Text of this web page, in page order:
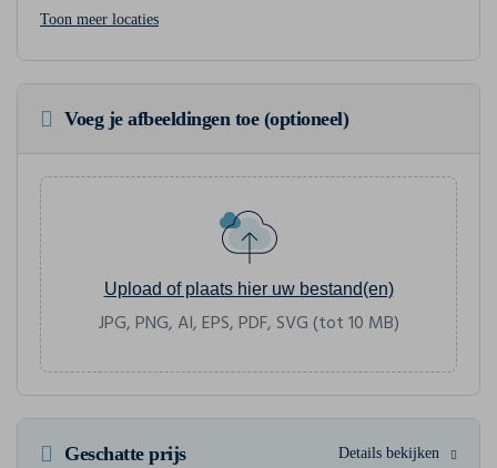
Toon meer locaties
Voeg je afbeeldingen toe (optioneel)
Upload of plaats hier uw bestand(en)
JPG, PNG, AI, EPS, PDF, SVG (tot 10 MB)
Geschatte prijs Details bekijken